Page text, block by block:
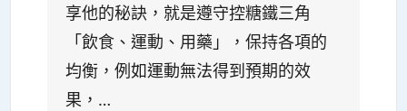
享他的秘訣，就是遵守控糖鐵三角
「飲食、運動、用藥」，保持各項的
均衡，例如運動無法得到預期的效
果，…